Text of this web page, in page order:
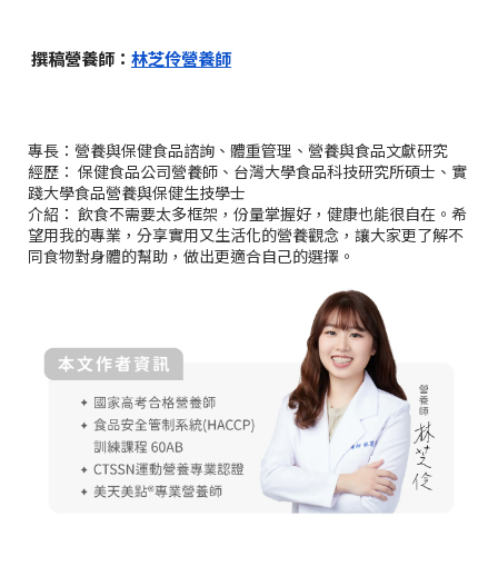
撰稿營養師： 林芝伶營養師
專長：營養與保健食品諮詢、體重管理、營養與食品文獻研究
經歷： 保健食品公司營養師、台灣大學食品科技研究所碩士、實
踐大學食品營養與保健生技學士
介紹： 飲食不需要太多框架，份量掌握好，健康也能很自在。希
望用我的專業，分享實用又生活化的營養觀念，讓大家更了解不
同食物對身體的幫助，做出更適合自己的選擇。